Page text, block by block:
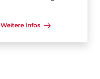
Weitere Infos